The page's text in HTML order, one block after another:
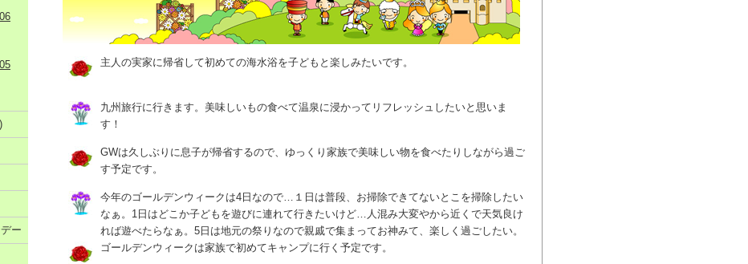
主人の実家に帰省して初めての海水浴を子どもと楽しみたいです。
九州旅行に行きます。美味しいもの食べて温泉に浸かってリフレッシュしたいと思いま
す！
GWは久しぶりに息子が帰省するので、ゆっくり家族で美味しい物を食べたりしながら過ご
す予定です。
今年のゴールデンウィークは4日なので…１日は普段、お掃除できてないとこを掃除したい
なぁ。1日はどこか子どもを遊びに連れて行きたいけど…人混み大変やから近くで天気良け
れば遊べたらなぁ。5日は地元の祭りなので親戚で集まってお神みて、楽しく過ごしたい。
ゴールデンウィークは家族で初めてキャンプに行く予定です。
ー